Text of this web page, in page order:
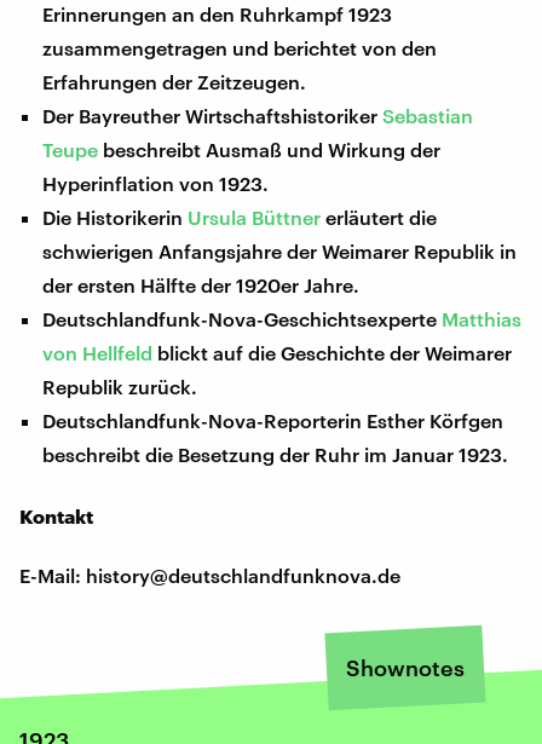
Erinnerungen an den Ruhrkampf 1923
zusammengetragen und berichtet von den
Erfahrungen der Zeitzeugen.
Der Bayreuther WirtschaftshistorikerSebastian
Teupe beschreibt Ausmaß und Wirkung der
Hyperinflation von 1923.
Die Historikerin Ursula Büttner erläutert die
schwierigen Anfangsjahre der Weimarer Republik in
der ersten Hälfte der 1920er Jahre.
Deutschlandfunk-Nova-Geschichtsexperte Matthias
von Hellfeld blickt auf die Geschichte der Weimarer
Republik zurück.
Deutschlandfunk-Nova-Reporterin Esther Körfgen
beschreibt die Besetzung der Ruhr im Januar 1923.
Kontakt
E-Mail: history@deutschlandfunknova.de
Shownotes